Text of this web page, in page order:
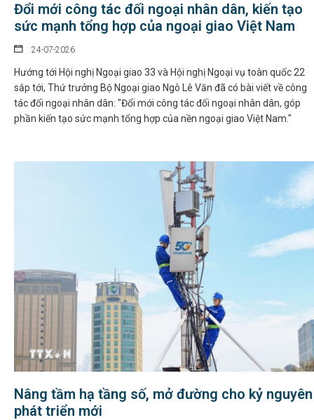
Đổi mới công tác đối ngoại nhân dân, kiến tạo
sức mạnh tổng hợp của ngoại giao Việt Nam
24-07-2026
Hướng tới Hội nghị Ngoại giao 33 và Hội nghị Ngoại vụ toàn quốc 22
sắp tới, Thứ trưởng Bộ Ngoại giao Ngô Lê Văn đã có bài viết về công
tác đối ngoại nhân dân: "Đổi mới công tác đối ngoại nhân dân, góp
phần kiến tạo sức mạnh tổng hợp của nền ngoại giao Việt Nam."
Nâng tầm hạ tầng số, mở đường cho kỷ nguyên
phát triển mới